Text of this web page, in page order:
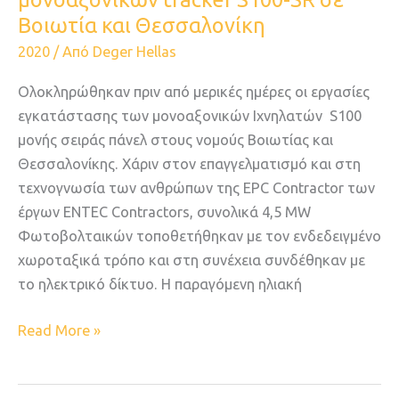
Βοιωτία και Θεσσαλονίκη
2020 / Από Deger Hellas
Ολοκληρώθηκαν πριν από μερικές ημέρες οι εργασίες
εγκατάστασης των μονοαξονικών Ιχνηλατών S100
μονής σειράς πάνελ στους νομούς Βοιωτίας και
Θεσσαλονίκης. Χάριν στον επαγγελματισμό και στη
τεχνογνωσία των ανθρώπων της EPC Contractor των
έργων ENTEC Contractors, συνολικά 4,5 ΜW
Φωτοβολταικών τοποθετήθηκαν με τον ενδεδειγμένο
χωροταξικά τρόπο και στη συνέχεια συνδέθηκαν με
το ηλεκτρικό δίκτυο. Η παραγόμενη ηλιακή
Read More »